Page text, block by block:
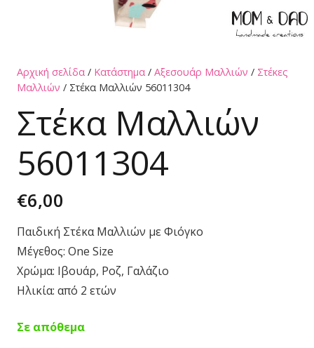
Αρχική σελίδα / Κατάστημα / Αξεσουάρ Μαλλιών / Στέκες
Μαλλιών / Στέκα Μαλλιών 56011304
Στέκα Μαλλιών
56011304
€6,00
Παιδική Στέκα Μαλλιών με Φιόγκο
Μέγεθος: One Size
Χρώμα: Ιβουάρ, Ροζ, Γαλάζιο
Ηλικία: από 2 ετών
Σε απόθεμα